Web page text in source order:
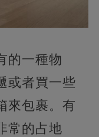
的一種物
或者買一些
來包裹。有
常的占地